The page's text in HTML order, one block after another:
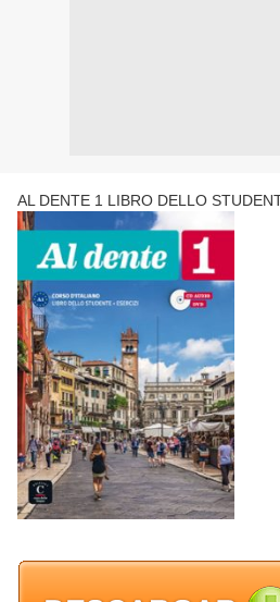
AL DENTE 1 LIBRO DELLO